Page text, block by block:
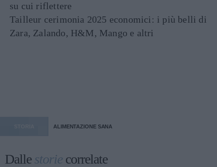
su cui riflettere
Tailleur cerimonia 2025 economici: i più belli di
Zara, Zalando, H&M, Mango e altri
ALIMENTAZIONE SANA
Dallestorie correlate